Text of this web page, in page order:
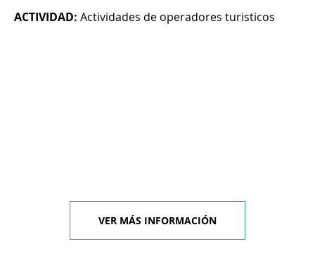
ACTIVIDAD: Actividades de operadores turisticos
VER MÁS INFORMACIÓN